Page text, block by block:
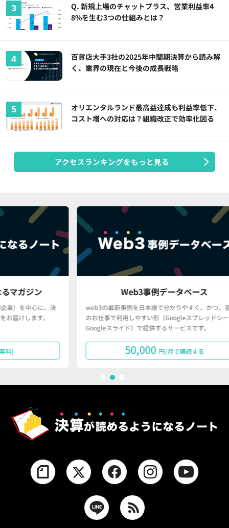
Q. 新規上場のチャットプラス、営業利益率4
8%を生む3つの仕組みとは？
百貨店大手3社の2025年中間期決算から読み解
く、業界の現在と今後の成長戦略
オリエンタルランド最高益達成も利益率低下、
コスト増への対応は？組織改正で効率化図る
アクセスランキングをもっと見る
Web3事例データベース
web3の最新事例を日本語で分かりやすく、かつ、皆さん
のお仕事で利用しやすい形（Googleスプレッドシート・
Googleスライド）で提供するサービスです。
円/月で購読する
「
で